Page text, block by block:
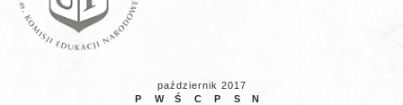
październik 2017
P
W Ś C P S
N